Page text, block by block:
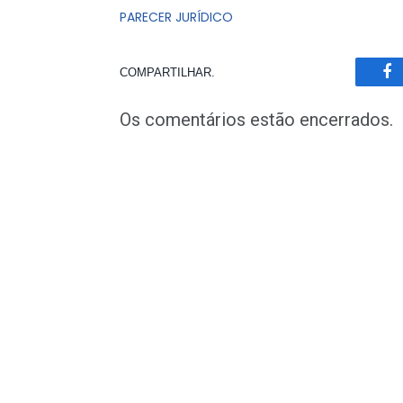
PARECER JURÍDICO
COMPARTILHAR.
Os comentários estão encerrados.